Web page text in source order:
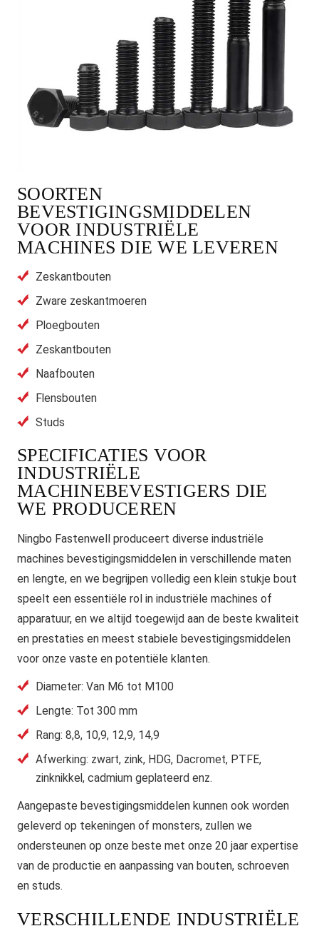
SOORTEN
BEVESTIGINGSMIDDELEN
VOOR INDUSTRIËLE
MACHINES DIE WE LEVEREN
Zeskantbouten
Zware zeskantmoeren
Ploegbouten
Zeskantbouten
Naafbouten
Flensbouten
Studs
SPECIFICATIES VOOR
INDUSTRIËLE
MACHINEBEVESTIGERS DIE
WE PRODUCEREN
Ningbo Fastenwell produceert diverse industriële
machines bevestigingsmiddelen in verschillende maten
en lengte, en we begrijpen volledig een klein stukje bout
speelt een essentiële rol in industriële machines of
apparatuur, en we altijd toegewijd aan de beste kwaliteit
en prestaties en meest stabiele bevestigingsmiddelen
voor onze vaste en potentiële klanten.
Diameter: Van M6 tot M100
Lengte: Tot 300 mm
Rang: 8,8, 10,9, 12,9, 14,9
Afwerking: zwart, zink, HDG, Dacromet, PTFE,
zinknikkel, cadmium geplateerd enz.
Aangepaste bevestigingsmiddelen kunnen ook worden
geleverd op tekeningen of monsters, zullen we
ondersteunen op onze beste met onze 20 jaar expertise
van de productie en aanpassing van bouten, schroeven
en studs.
VERSCHILLENDE INDUSTRIËLE